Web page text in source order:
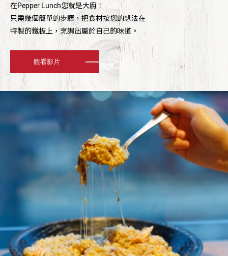
在Pepper Lunch您就是大廚！
只需幾個簡單的步驟，把食材按您的想法在
特製的鐵板上，烹調出屬於自己的味道。
觀看影片